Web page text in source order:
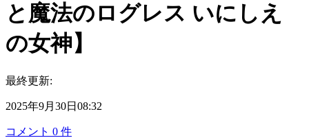
と魔法のログレス いにしえ
の女神】
最終更新:
2025年9月30日08:32
コメント 0 件